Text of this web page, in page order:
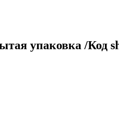
упаковка /Код